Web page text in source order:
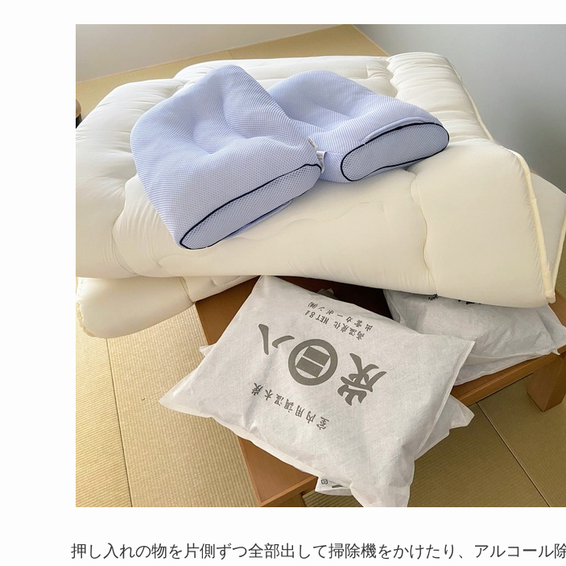
押し入れの物を片側ずつ全部出して掃除機をかけたり、アルコール